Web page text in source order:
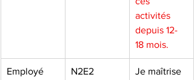
activités
depuis 12-
18 mois.
Employé N2E2
Je maîtrise